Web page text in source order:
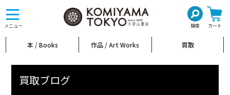
メニュー 検索 カート
toggle
navigation
本 / Books 作品 / Art Works 買取
買取ブログ